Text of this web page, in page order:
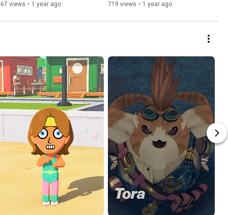
views • 1 year ago
719 views • 1 year ago